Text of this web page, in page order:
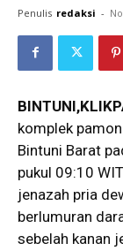
Penulis redaksi -
komplek
Bintuni Barat
pukul 09:10
jenazah pria
berlumuran
sebelah kanan